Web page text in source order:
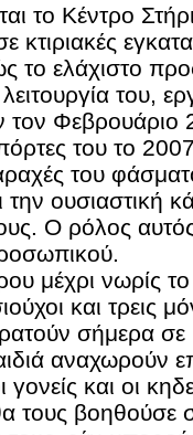
το Κέντρο
κτιριακές
το ελάχιστο
του,
τον Φεβρουάριο
του το
του
την ουσιαστική
Ο ρόλος
μέχρι νωρίς
και τρεις
σήμερα
αναχωρούν
γονείς και οι
βοηθούσε